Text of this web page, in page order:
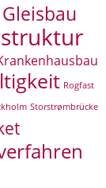
Gleisbau
Rogfast
Storstrømbrücke